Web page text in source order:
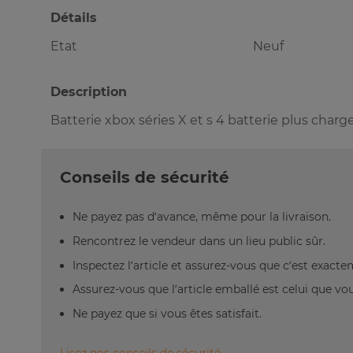
Détails
Etat
Neuf
Description
Batterie xbox séries X et s 4 batterie plus
Conseils de sécurité
Ne payez pas d’avance, même pour la livraison.
Rencontrez le vendeur dans un lieu public sûr.
Inspectez l’article et assurez-vous que c’est
Assurez-vous que l’article emballé est celui que
Ne payez que si vous êtes satisfait.